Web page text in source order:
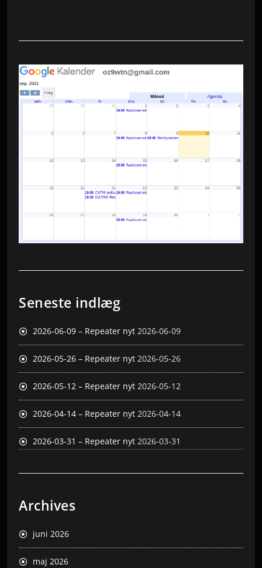
Seneste indlæg
2026-06-09 – Repeater nyt 2026-06-09
2026-05-26 – Repeater nyt 2026-05-26
2026-05-12 – Repeater nyt 2026-05-12
2026-04-14 – Repeater nyt 2026-04-14
2026-03-31 – Repeater nyt 2026-03-31
Archives
juni 2026
maj 2026